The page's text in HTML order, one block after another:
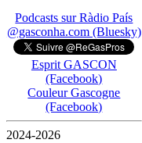
Podcasts sur Ràdio País
@gasconha.com (Bluesky)
Esprit GASCON
(Facebook)
Couleur Gascogne
(Facebook)
2024-2026